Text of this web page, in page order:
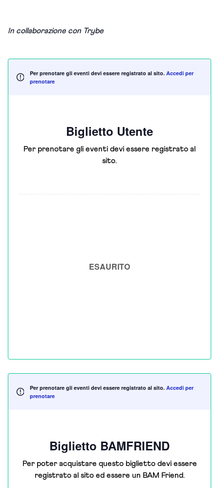
In collaborazione con Trybe
Per prenotare gli eventi devi essere registrato al sito.Accedi per
prenotare
Biglietto Utente
Per prenotare gli eventi devi essere registrato al
sito.
ESAURITO
Per prenotare gli eventi devi essere registrato al sito.Accedi per
prenotare
Biglietto BAMFRIEND
Per poter acquistare questo biglietto devi essere
registrato al sito ed essere un BAM Friend.